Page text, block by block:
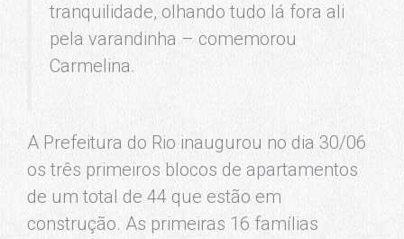
tranquilidade, olhando tudo lá fora ali
pela varandinha – comemorou
Carmelina.
A Prefeitura do Rio inaugurou no dia 30/06
os três primeiros blocos de apartamentos
de um total de 44 que estão em
construção. As primeiras 16 famílias